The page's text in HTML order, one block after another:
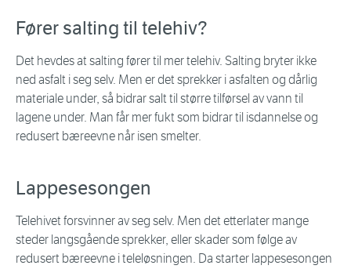
Fører salting til telehiv?
Det hevdes at salting fører til mer telehiv. Salting bryter ikke
ned asfalt i seg selv. Men er det sprekker i asfalten og dårlig
materiale under, så bidrar salt til større tilførsel av vann til
lagene under. Man får mer fukt som bidrar til isdannelse og
redusert bæreevne når isen smelter.
Lappesesongen
Telehivet forsvinner av seg selv. Men det etterlater mange
steder langsgående sprekker, eller skader som følge av
redusert bæreevne i teleløsningen. Da starter lappesesongen